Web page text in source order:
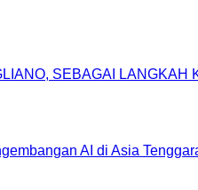
SEBAGAI LANGKAH
AI di Asia